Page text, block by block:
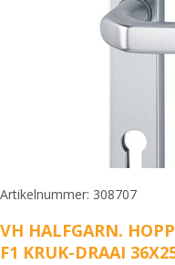
Artikelnummer: 308707
VH HALFGARN.
F1 KRUK-DRAAI